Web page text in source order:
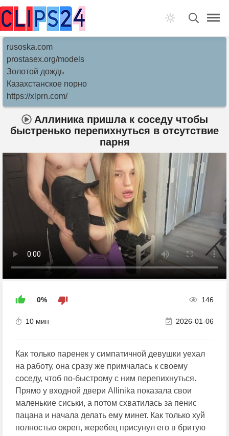
rusoska.com
prostasex.org/models
Золотой дождь
Казахстанское порно
https://xlprn.com/
Аллиника пришла к соседу чтобы
быстренько перепихнуться в отсутствие
парня
0% 146
10 мин 2026-01-06
Как только паренек у симпатичной девушки уехал
на работу, она сразу же примчалась к своему
соседу, чтоб по-быстрому с ним перепихнуться.
Прямо у входной двери Allinika показала свои
маленькие сиськи, а потом схватилась за пенис
пацана и начала делать ему минет. Как только хуй
полностью окреп, жеребец присунул его в бритую